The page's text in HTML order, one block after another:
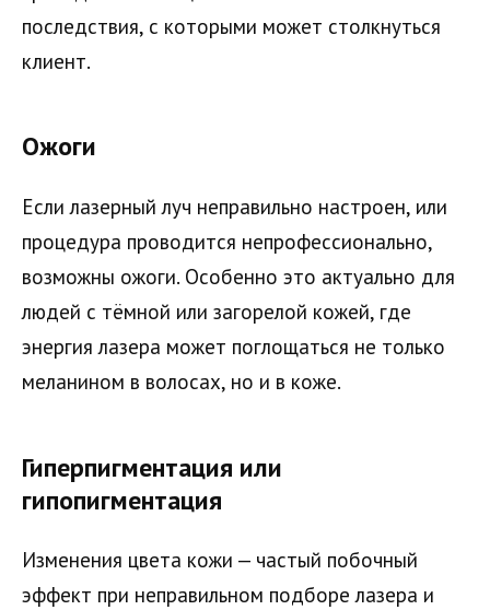
последствия, с которыми может столкнуться
клиент.
Ожоги
Если лазерный луч неправильно настроен, или
процедура проводится непрофессионально,
возможны ожоги. Особенно это актуально для
людей с тёмной или загорелой кожей, где
энергия лазера может поглощаться не только
меланином в волосах, но и в коже.
Гиперпигментация или
гипопигментация
Изменения цвета кожи — частый побочный
эффект при неправильном подборе лазера и